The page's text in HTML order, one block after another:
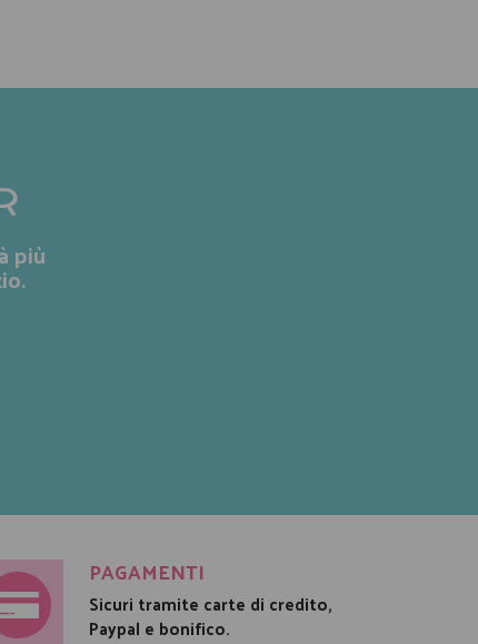
più
PAGAMENTI
Sicuri tramite carte di credito,
Paypal e bonifico.